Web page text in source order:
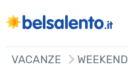
VACANZE WEEKEND
+